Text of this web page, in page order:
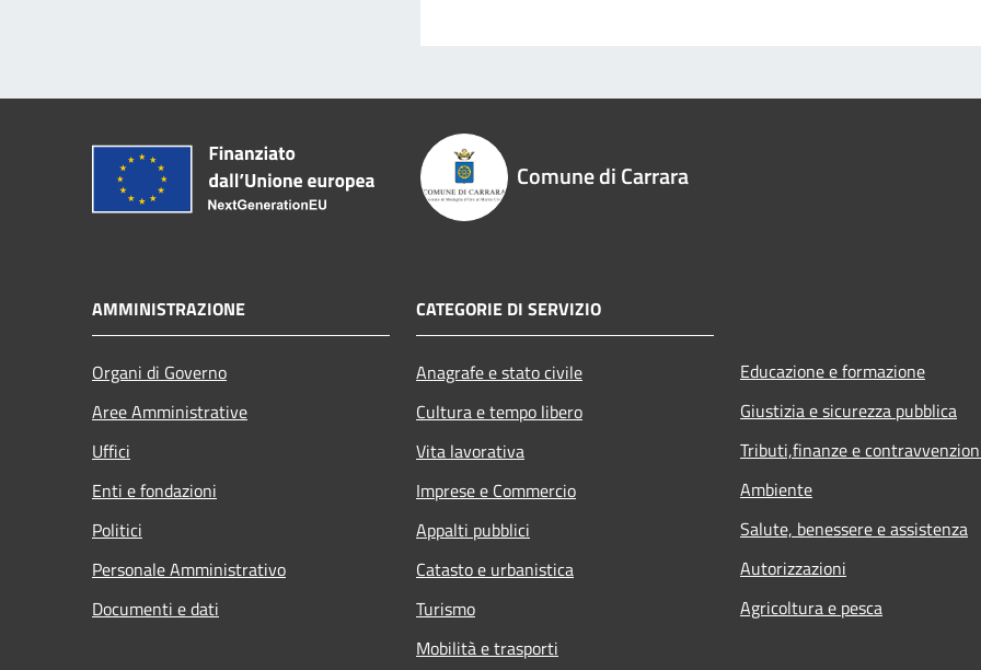
Comune di Carrara
AMMINISTRAZIONE
Organi di Governo
Aree Amministrative
Uffici
Enti e fondazioni
Politici
Personale Amministrativo
Documenti e dati
CATEGORIE DI SERVIZIO
Anagrafe e stato civile
Cultura e tempo libero
Vita lavorativa
Imprese e Commercio
Appalti pubblici
Catasto e urbanistica
Turismo
Mobilità e trasporti
Educazione e formazione
Giustizia e sicurezza pubblica
Tributi,finanze e
Ambiente
Salute, benessere e assistenza
Autorizzazioni
Agricoltura e pesca